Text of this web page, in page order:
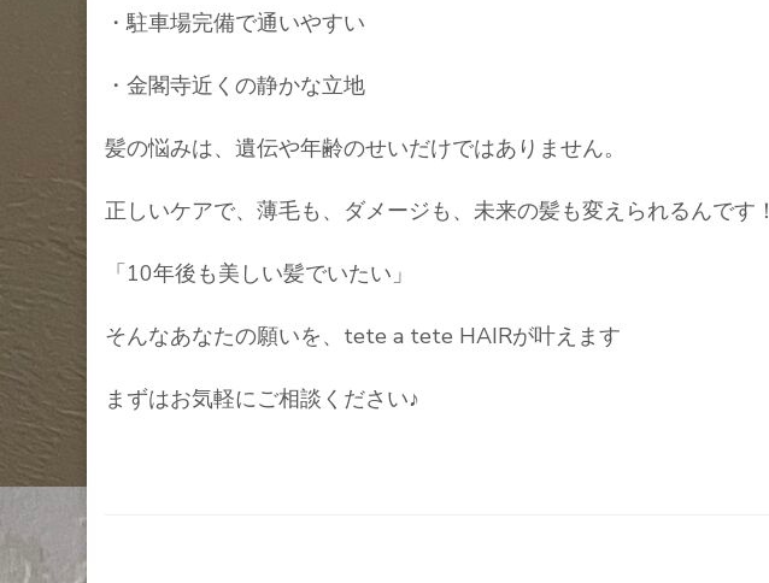
・駐車場完備で通いやすい
・金閣寺近くの静かな立地
髪の悩みは、遺伝や年齢のせいだけではありません。
正しいケアで、薄毛も、ダメージも、未来の髪も変えられるんです！
「10年後も美しい髪でいたい」
そんなあなたの願いを、tete a tete HAIRが叶えます
まずはお気軽にご相談ください♪